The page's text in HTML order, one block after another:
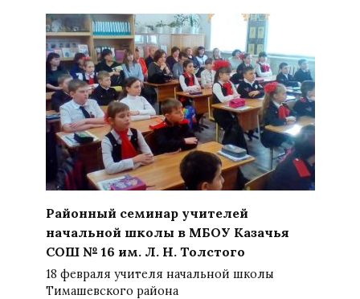
Районный семинар учителей
начальной школы в МБОУ Казачья
СОШ № 16 им. Л. Н. Толстого
18 февраля учителя начальной школы
Тимашевского района